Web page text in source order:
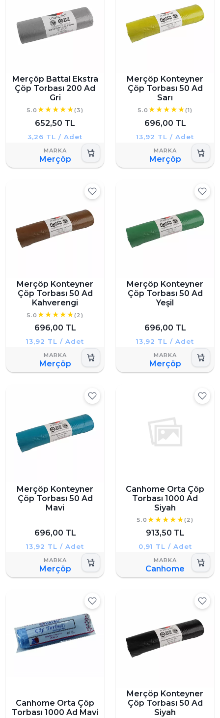
Merçöp Battal Ekstra
Çöp Torbası 200 Ad
Gri
5.0 (3)
652,50 TL
3,26 TL / Adet
Merçöp
Merçöp Konteyner
Çöp Torbası 50 Ad
Sarı
5.0 (1)
696,00 TL
13,92 TL / Adet
Merçöp
Merçöp Konteyner
Çöp Torbası 50 Ad
Kahverengi
5.0 (2)
696,00 TL
13,92 TL / Adet
Merçöp
Merçöp Konteyner
Çöp Torbası 50 Ad
Yeşil
696,00 TL
13,92 TL / Adet
Merçöp
Merçöp Konteyner
Çöp Torbası 50 Ad
Mavi
696,00 TL
13,92 TL / Adet
Merçöp
Canhome Orta Çöp
Torbası 1000 Ad
Siyah
5.0 (2)
913,50 TL
0,91 TL / Adet
Canhome
Canhome Orta Çöp
Torbası 1000 Ad Mavi
Merçöp Konteyner
Çöp Torbası 50 Ad
Siyah